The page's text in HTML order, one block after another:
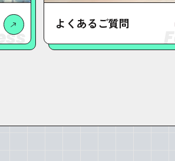
よくあるご質問